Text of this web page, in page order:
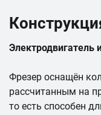
Электродвигатель
Фрезер оснащён
рассчитанным на
то есть способен